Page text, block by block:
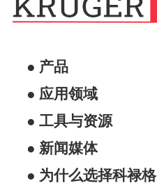
● 产品
● 应用领域
● 工具与资源
● 新闻媒体
● 为什么选择科禄格